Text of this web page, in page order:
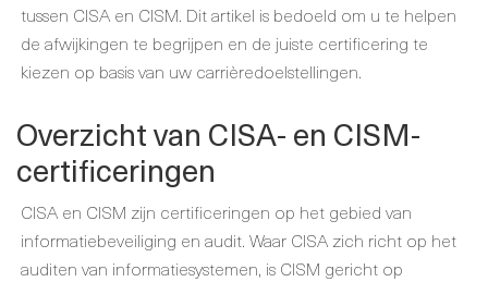
tussen CISA en CISM. Dit artikel is bedoeld om u te helpen
de afwijkingen te begrijpen en de juiste certificering te
kiezen op basis van uw carrièredoelstellingen.
Overzicht van CISA- en CISM-
certificeringen
CISA en CISM zijn certificeringen op het gebied van
informatiebeveiliging en audit. Waar CISA zich richt op het
auditen van informatiesystemen, is CISM gericht op